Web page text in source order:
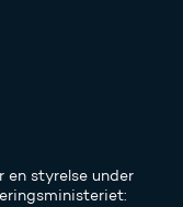
en styrelse under